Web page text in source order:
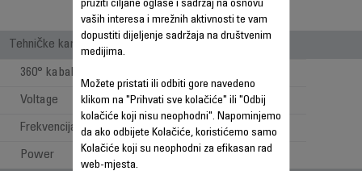
Tehničke karakteristike
360° kabal
Voltage 230 V
Frekvencija 50-60 Hz
Power 950 W
pružiti ciljane oglase i sadržaj na osnovu
vaših interesa i mrežnih aktivnosti te vam
dopustiti dijeljenje sadržaja na društvenim
medijima.
Možete pristati ili odbiti gore navedeno
klikom na "Prihvati sve kolačiće" ili "Odbij
kolačiće koji nisu neophodni". Napominjemo
da ako odbijete Kolačiće, koristićemo samo
Kolačiće koji su neophodni za efikasan rad
web-mjesta.